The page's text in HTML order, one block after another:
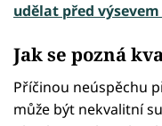
udělat před
Jak se pozná
Příčinou neúspěchu
může být nekvalitní